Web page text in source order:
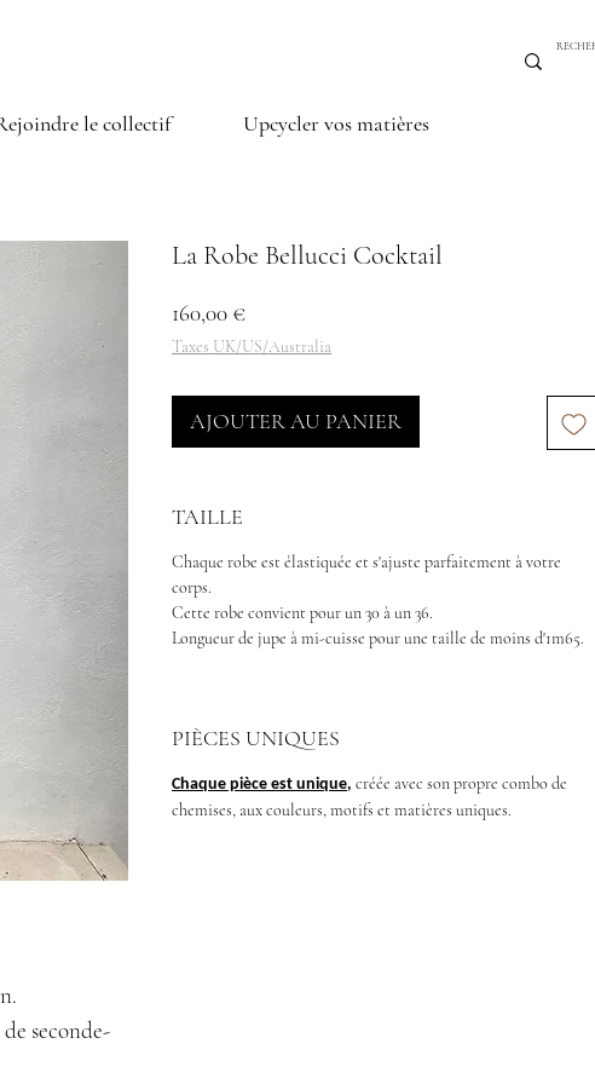
le collectif Upcycler vos matières
seconde-
La Robe Bellucci Cocktail
160,00 €Prix
Taxes UK/US/Australia
AJOUTER AU PANIER
TAILLE
Chaque robe est élastiquée et s'ajuste parfaitement à votre
corps.
Cette robe convient pour un 30 à un 36.
Longueur de jupe à mi-cuisse pour une taille de moins d'1m65.
PIÈCES UNIQUES
Chaque pièce est unique, créée avec son propre combo de
chemises, aux couleurs, motifs et matières uniques.